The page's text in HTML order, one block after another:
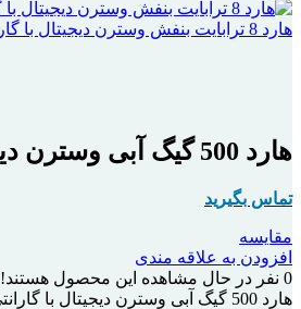
هارد 8 ترابایت بنفش وسترن دیجیتال با گارانتی اصلی
هارد 500 گیگ آبی وسترن دیجیتال با گارانتی اصلی
تماس بگیرید
مقایسه
افزودن به علاقه مندی
0 نفر در حال مشاهده این محصول هستند!
هارد 500 گیگ آبی وسترن دیجیتال با گارانتی اصلی عدد